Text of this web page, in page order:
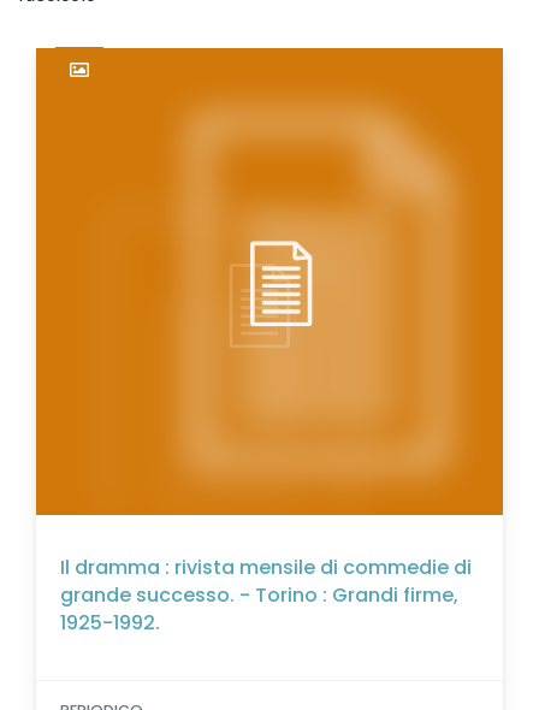
Il dramma : rivista mensile di commedie di
grande successo. - Torino : Grandi firme,
1925-1992.